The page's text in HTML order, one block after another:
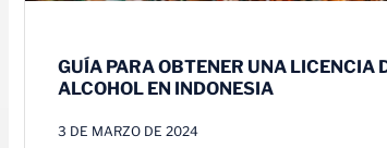
GUÍA PARA OBTENER UNA LICENCIA
ALCOHOL EN INDONESIA
3 DE MARZO DE 2024